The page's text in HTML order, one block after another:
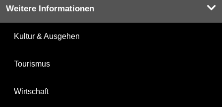
Weitere Informationen
Kultur & Ausgehen
Tourismus
Wirtschaft